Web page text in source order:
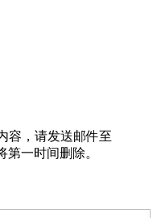
容，请发送邮件至
第一时间删除。